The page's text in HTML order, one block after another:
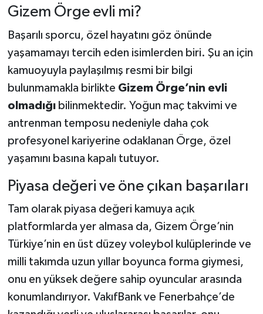
Gizem Örge evli mi?
Başarılı sporcu, özel hayatını göz önünde
yaşamamayı tercih eden isimlerden biri. Şu an için
kamuoyuyla paylaşılmış resmi bir bilgi
bulunmamakla birlikte Gizem Örge’nin evli
olmadığıbilinmektedir. Yoğun maç takvimi ve
antrenman temposu nedeniyle daha çok
profesyonel kariyerine odaklanan Örge, özel
yaşamını basına kapalı tutuyor.
Piyasa değeri ve öne çıkan başarıları
Tam olarak piyasa değeri kamuya açık
platformlarda yer almasa da, Gizem Örge’nin
Türkiye’nin en üst düzey voleybol kulüplerinde ve
milli takımda uzun yıllar boyunca forma giymesi,
onu en yüksek değere sahip oyuncular arasında
konumlandırıyor. VakıfBank ve Fenerbahçe’de